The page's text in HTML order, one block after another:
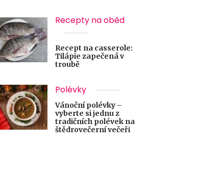
Recepty na oběd
Recept na casserole:
Tilápie zapečená v
troubě
Polévky
Vánoční polévky –
vyberte si jednu z
tradičních polévek na
štědrovečerní večeři